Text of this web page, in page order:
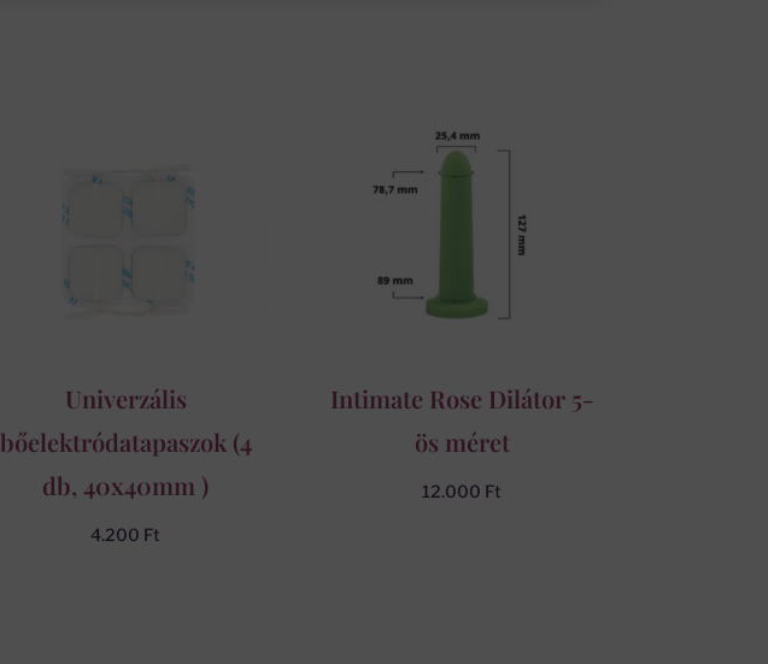
Univerzális
bőelektródatapaszok (4
db, 40x40mm )
4.200 Ft
Intimate Rose Dilátor 5-
ös méret
12.000 Ft